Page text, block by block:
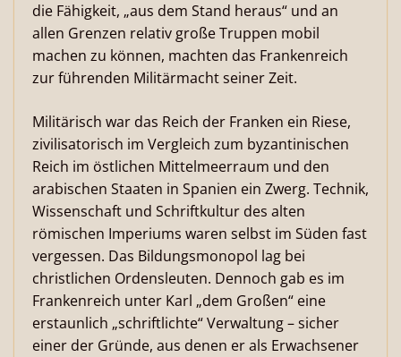
die Fähigkeit, „aus dem Stand heraus“ und an
allen Grenzen relativ große Truppen mobil
machen zu können, machten das Frankenreich
zur führenden Militärmacht seiner Zeit.
Militärisch war das Reich der Franken ein Riese,
zivilisatorisch im Vergleich zum byzantinischen
Reich im östlichen Mittelmeerraum und den
arabischen Staaten in Spanien ein Zwerg. Technik,
Wissenschaft und Schriftkultur des alten
römischen Imperiums waren selbst im Süden fast
vergessen. Das Bildungsmonopol lag bei
christlichen Ordensleuten. Dennoch gab es im
Frankenreich unter Karl „dem Großen“ eine
erstaunlich „schriftlichte“ Verwaltung – sicher
einer der Gründe, aus denen er als Erwachsener